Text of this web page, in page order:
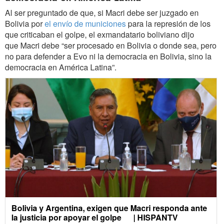
Al ser preguntado de que, si Macri debe ser juzgado en
Bolivia porel envío de municionespara la represión de los
que criticaban el golpe, el exmandatario boliviano dijo
que Macri debe “ser procesado en Bolivia o donde sea, pero
no para defender a Evo ni la democracia en Bolivia, sino la
democracia en América Latina”.
Bolivia y Argentina, exigen que Macri responda ante
la justicia por apoyar el golpe | HISPANTV